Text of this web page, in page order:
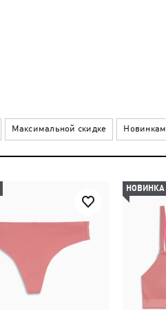
Максимальной скидке Новинкам
НОВИНКА